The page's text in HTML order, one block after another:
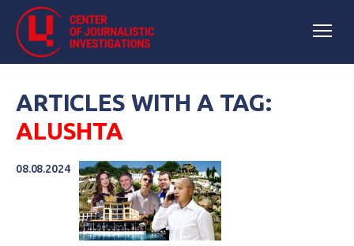
ARTICLES WITH A TAG:
ALUSHTA
08.08.2024